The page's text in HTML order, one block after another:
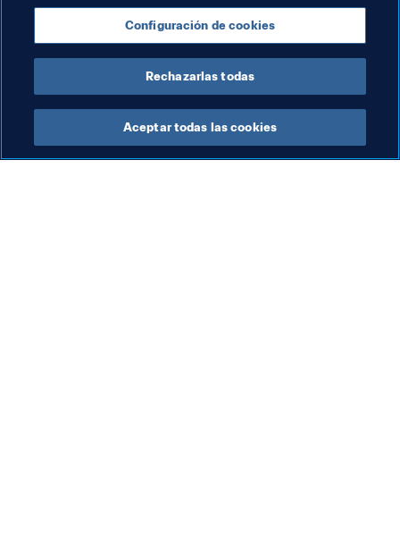
Próximamente se proporcionará más información sobre
la FIFA eNations Cup, así como de la ciudad sede del
Configuración de cookies
Rechazarlas todas
Aceptar todas las cookies